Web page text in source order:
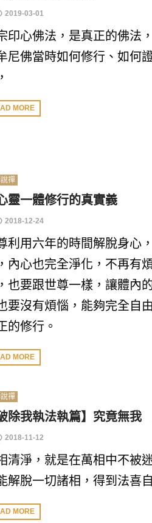
2019-03-01
印心佛法，是真正的佛法
尼佛當時如何修行、如何
MORE
禪
靈一體修行的真實義
2018-12-24
利用六年的時間解脫身心
內心也完全淨化，不再有
也要跟世尊一樣，讓體內
要沒有煩惱，能夠完全自
的修行。
MORE
禪
破除我執法執篇】究竟無
2018-11-12
清淨，就是在萬相中不被
解脫一切諸相，得到法喜
MORE